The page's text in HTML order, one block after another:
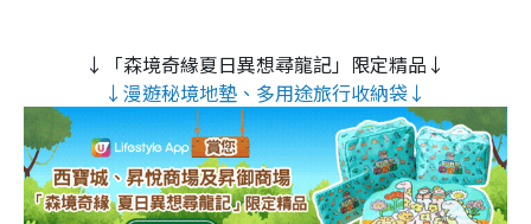
↓「森境奇緣夏日異想尋龍記」限定精品↓
↓漫遊秘境地墊、多用途旅行收納袋↓